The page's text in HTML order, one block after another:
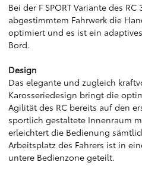
Bei der F SPORT Variante des
abgestimmtem Fahrwerk die
optimiert und es ist ein
Bord.
Design
Das elegante und zugleich
Karosseriedesign bringt die
Agilität des RC bereits auf den
sportlich gestaltete Innenraum
erleichtert die Bedienung
Arbeitsplatz des Fahrers ist in
untere Bedienzone geteilt.